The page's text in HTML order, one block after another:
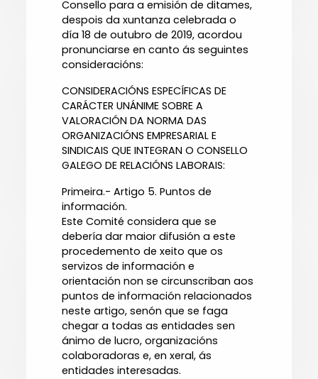
Consello para a emisión de ditames,
despois da xuntanza celebrada o
día 18 de outubro de 2019, acordou
pronunciarse en canto ás seguintes
consideracións:
CONSIDERACIÓNS ESPECÍFICAS DE
CARÁCTER UNÁNIME SOBRE A
VALORACIÓN DA NORMA DAS
ORGANIZACIÓNS EMPRESARIAL E
SINDICAIS QUE INTEGRAN O CONSELLO
GALEGO DE RELACIÓNS LABORAIS:
Primeira.- Artigo 5. Puntos de
información.
Este Comité considera que se
debería dar maior difusión a este
procedemento de xeito que os
servizos de información e
orientación non se circunscriban aos
puntos de información relacionados
neste artigo, senón que se faga
chegar a todas as entidades sen
ánimo de lucro, organizacións
colaboradoras e, en xeral, ás
entidades interesadas.